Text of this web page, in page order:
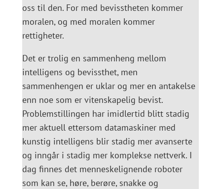
oss til den. For med bevisstheten kommer
moralen, og med moralen kommer
rettigheter.
Det er trolig en sammenheng mellom
intelligens og bevissthet, men
sammenhengen er uklar og mer en antakelse
enn noe som er vitenskapelig bevist.
Problemstillingen har imidlertid blitt stadig
mer aktuell ettersom datamaskiner med
kunstig intelligens blir stadig mer avanserte
og inngår i stadig mer komplekse nettverk. I
dag finnes det menneskelignende roboter
som kan se, høre, berøre, snakke og